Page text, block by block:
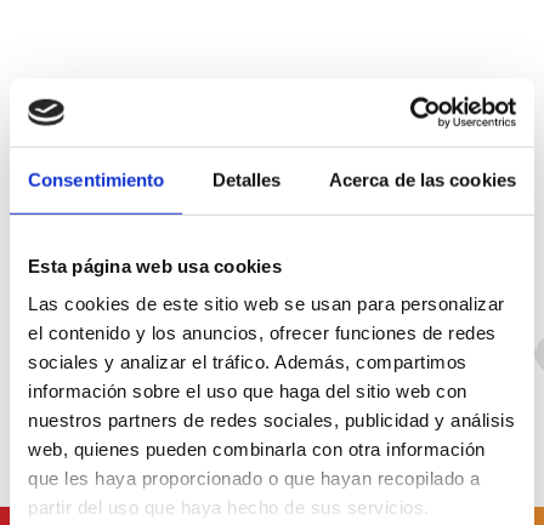
Consentimiento Detalles Acerca de las cookies
Esta página web usa cookies
Las cookies de este sitio web se usan para personalizar
el contenido y los anuncios, ofrecer funciones de redes
sociales y analizar el tráfico. Además, compartimos
información sobre el uso que haga del sitio web con
nuestros partners de redes sociales, publicidad y análisis
web, quienes pueden combinarla con otra información
que les haya proporcionado o que hayan recopilado a
partir del uso que haya hecho de sus servicios.
Tous Amis Congrès et conventions Couples